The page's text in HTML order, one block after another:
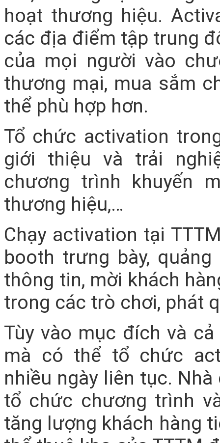
hoạt thương hiệu.
các địa điểm tập trung
của mọi người vào
thương mại, mua sắm
thể phù hợp hơn.
Tổ chức activation
giới thiệu và trải
chương trình khuyến
thương hiệu,…
Chạy activation tại
booth trưng bày,
thông tin, mời khách
trong các trò chơi, phát
Tùy vào mục đích và
mà có thể tổ chức
nhiều ngày liên tục.
tổ chức chương trình
tăng lượng khách hàng